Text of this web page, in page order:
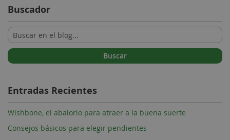
Buscador
Buscar
Entradas Recientes
Wishbone, el abalorio para atraer a la buena suerte
Consejos básicos para elegir pendientes